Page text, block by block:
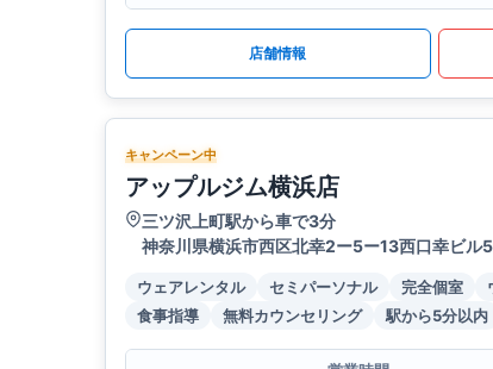
店舗情報
キャンペーン中
アップルジム横浜店
三ツ沢上町駅から車で3分
神奈川県横浜市西区北幸2ー5ー13西口幸ビル
ウェアレンタル セミパーソナル 完全個室
食事指導
無料カウンセリング 駅から5分以内